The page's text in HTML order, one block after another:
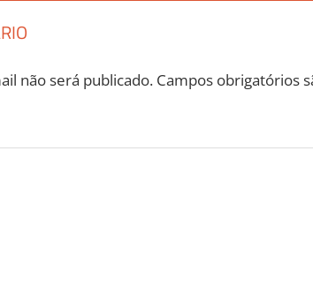
não será publicado. Campos obrigatórios